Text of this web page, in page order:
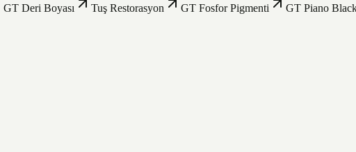
GT Deri Boyası Tuş Restorasyon GT Fosfor Pigmenti GT Piano